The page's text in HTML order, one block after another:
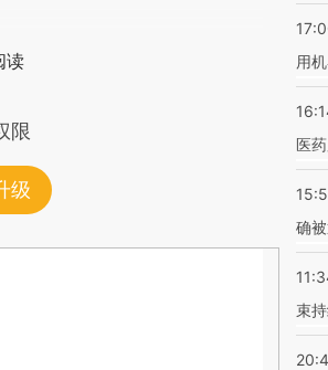
读
限
级
用
医
确
束